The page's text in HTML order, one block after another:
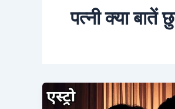
पत्नी क्या बातें